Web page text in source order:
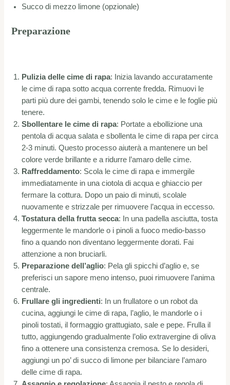
Succo di mezzo limone (opzionale)
Preparazione
Pulizia delle cime di rapa: Inizia lavando accuratamente
le cime di rapa sotto acqua corrente fredda. Rimuovi le
parti più dure dei gambi, tenendo solo le cime e le foglie più
tenere.
Sbollentare le cime di rapa: Portate a ebollizione una
pentola di acqua salata e sbollenta le cime di rapa per circa
2-3 minuti. Questo processo aiuterà a mantenere un bel
colore verde brillante e a ridurre l’amaro delle cime.
Raffreddamento: Scola le cime di rapa e immergile
immediatamente in una ciotola di acqua e ghiaccio per
fermare la cottura. Dopo un paio di minuti, scolale
nuovamente e strizzale per rimuovere l’acqua in eccesso.
Tostatura della frutta secca: In una padella asciutta, tosta
leggermente le mandorle o i pinoli a fuoco medio-basso
fino a quando non diventano leggermente dorati. Fai
attenzione a non bruciarli.
Preparazione dell’aglio: Pela gli spicchi d’aglio e, se
preferisci un sapore meno intenso, puoi rimuovere l’anima
centrale.
Frullare gli ingredienti: In un frullatore o un robot da
cucina, aggiungi le cime di rapa, l’aglio, le mandorle o i
pinoli tostati, il formaggio grattugiato, sale e pepe. Frulla il
tutto, aggiungendo gradualmente l’olio extravergine di oliva
fino a ottenere una consistenza cremosa. Se lo desideri,
aggiungi un po’ di succo di limone per bilanciare l’amaro
delle cime di rapa.